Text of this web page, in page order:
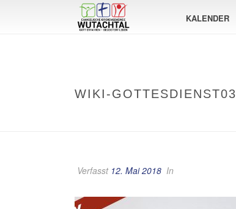
KALENDER
WIKI-GOTTESDIENST03
Verfasst 12. Mai 2018 In